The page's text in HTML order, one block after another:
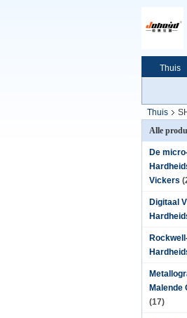
Thuis
Thuis
Alle
De
Vickers
Digitaal
Malende
(17)